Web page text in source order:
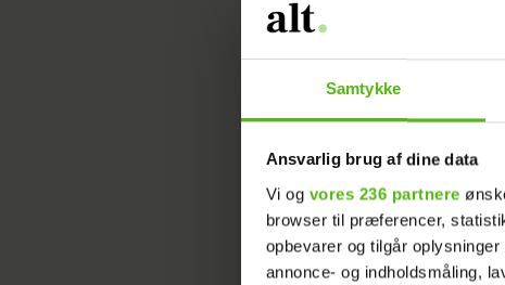
Samtykke
Ansvarlig brug af dine data
Vi og vores 236 partnere
browser til præferencer,
opbevarer og tilgår
annonce- og indholdsmåling,
Sådan